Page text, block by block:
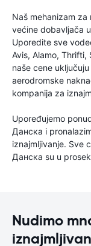
Naš mehanizam
većine dobavljača
Uporedite sve
Avis, Alamo, Thrifti,
naše cene
aerodromske
kompanija za
Upoređujemo
Данска i
iznajmljivanje. Sve
Данска su u
Nudimo